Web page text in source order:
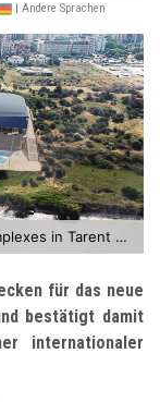
| Andere Sprachen
Luftaufnahme des zukünftigen Schwimmkomplexes in Tarent ©MDU Architetti
für das neue
bestätigt damit
internationaler